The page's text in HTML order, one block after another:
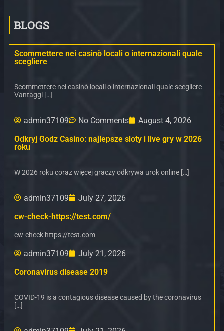
BLOGS
Scommettere nei casinò locali o internazionali quale
scegliere
Scommettere nei casinò locali o internazionali quale scegliere
Vantaggi […]
admin37109 No Comments
August 4, 2026
Odkryj Godz Casino: najlepsze sloty i live gry w 2026
roku
W 2026 roku coraz więcej graczy odkrywa urok online […]
admin37109
July 27, 2026
cw-check-https://test.com/
cw-check https://test.com
admin37109
July 21, 2026
Coronavirus disease 2019
COVID-19 is a contagious disease caused by the coronavirus
[…]